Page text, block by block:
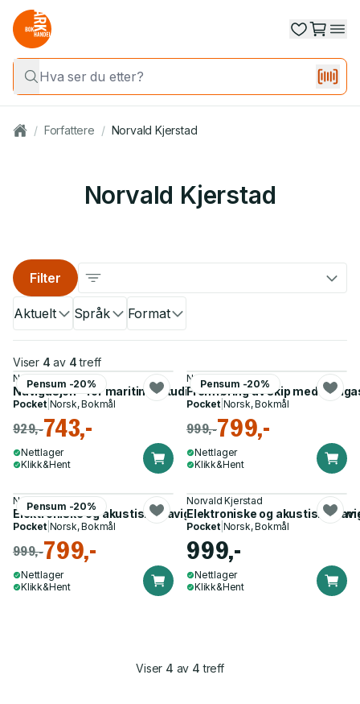
/ Forfattere / Norvald Kjerstad
Norvald Kjerstad
Aktuelt Språk Format
Filter
Viser 4 av 4 treff
Pensum -20%
Norvald Kjerstad
Navigasjon - for maritime studier
Pocket| Norsk, Bokmål
929,-743,-
Nettlager
Klikk&Hent
Pensum -20%
Norvald Kjerstad
Fremføring av skip med
Pocket| Norsk, Bokmål
999,-799,-
Nettlager
Klikk&Hent
Pensum -20%
Norvald Kjerstad
Elektroniske og akustiske navigasjonssystemer - for
Pocket| Norsk, Bokmål
999,-799,-
Nettlager
Klikk&Hent
Norvald Kjerstad
Elektroniske og akustiske
Pocket| Norsk, Bokmål
999,-
Nettlager
Klikk&Hent
Viser 4 av 4 treff